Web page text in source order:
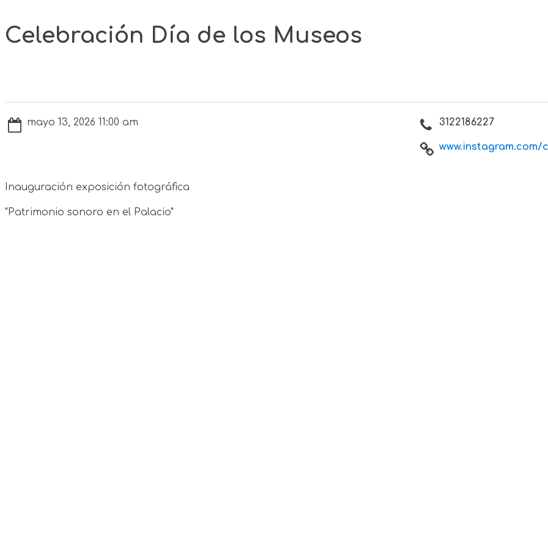
Celebración Día de los Museos
mayo 13, 2026 11:00 am 3122186227
www.instagram.com/
Inauguración exposición fotográfica
"Patrimonio sonoro en el Palacio"